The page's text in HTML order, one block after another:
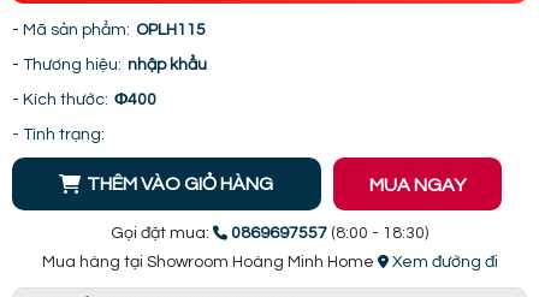
- Mã sản phẩm: OPLH115
- Thương hiệu: nhập khẩu
- Kích thước: Φ400
- Tình trạng:
THÊM VÀO GIỎ HÀNG MUA NGAY
Gọi đặt mua: 0869697557 (8:00 - 18:30)
Mua hàng tại Showroom Hoàng Minh Home
Xem đường đi